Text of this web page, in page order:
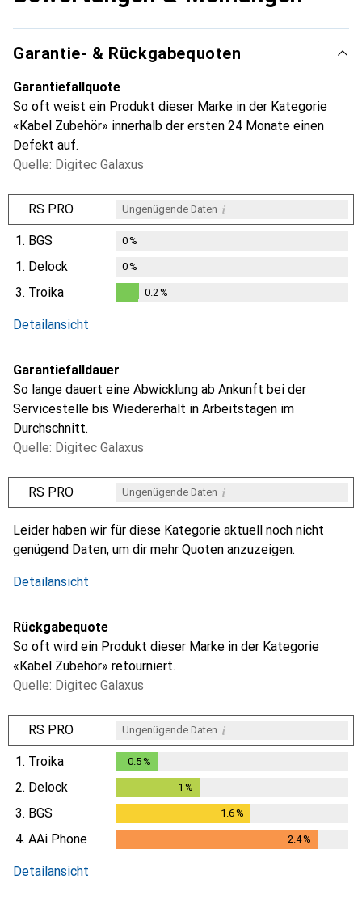
Garantie- & Rückgabequoten
Garantiefallquote
So oft weist ein Produkt dieser Marke in der Kategorie
«Kabel Zubehör» innerhalb der ersten 24 Monate einen
Defekt auf.
Quelle: Digitec Galaxus
RS PRO Ungenügende Daten i
1. BGS 0%
1. Delock 0%
3. Troika 0.2 %
Detailansicht
Garantiefalldauer
So lange dauert eine Abwicklung ab Ankunft bei der
Servicestelle bis Wiedererhalt in Arbeitstagen im
Durchschnitt.
Quelle: Digitec Galaxus
RS PRO Ungenügende Daten i
Leider haben wir für diese Kategorie aktuell noch nicht
genügend Daten, um dir mehr Quoten anzuzeigen.
Detailansicht
Rückgabequote
So oft wird ein Produkt dieser Marke in der Kategorie
«Kabel Zubehör» retourniert.
Quelle: Digitec Galaxus
RS PRO Ungenügende Daten i
1. Troika 0.5%
2. Delock 1 %
3. BGS 1.6%
4. AAi Phone 2.4%
Detailansicht